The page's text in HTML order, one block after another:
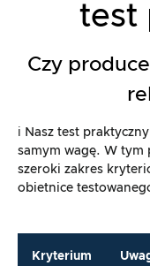
test
Czy
ℹ️ Nasz test
samym wagę. W tym
szeroki zakres
obietnice
Kryterium